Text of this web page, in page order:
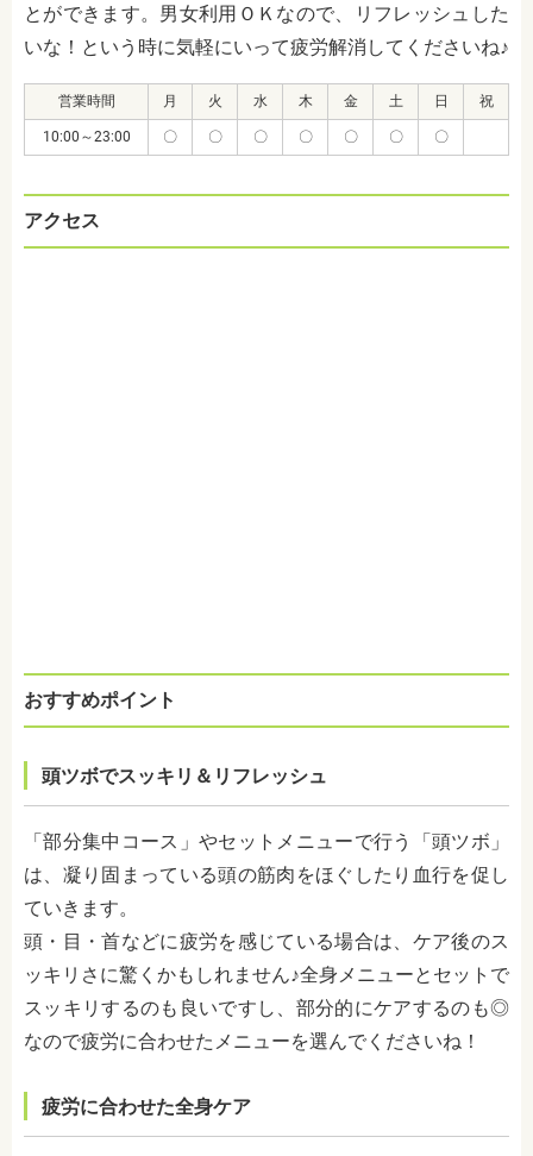
とができます。男女利用ＯＫなので、リフレッシュした
いな！という時に気軽にいって疲労解消してくださいね♪
営業時間 月 火 水 木 金 土 日 祝
10:00～23:00 〇 〇 〇 〇 〇 〇 〇
アクセス
おすすめポイント
頭ツボでスッキリ＆リフレッシュ
「部分集中コース」やセットメニューで行う「頭ツボ」
は、凝り固まっている頭の筋肉をほぐしたり血行を促し
ていきます。
頭・目・首などに疲労を感じている場合は、ケア後のス
ッキリさに驚くかもしれません♪全身メニューとセットで
スッキリするのも良いですし、部分的にケアするのも◎
なので疲労に合わせたメニューを選んでくださいね！
疲労に合わせた全身ケア